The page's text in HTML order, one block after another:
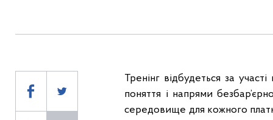
Тренінг відбудеться за
поняття і напрями
середовище для кожного